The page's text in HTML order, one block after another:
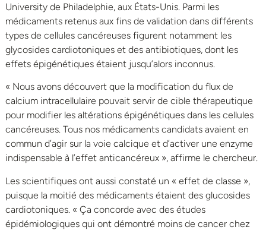
University de Philadelphie, aux États-Unis. Parmi les
médicaments retenus aux fins de validation dans différents
types de cellules cancéreuses figurent notamment les
glycosides cardiotoniques et des antibiotiques, dont les
effets épigénétiques étaient jusqu’alors inconnus.
« Nous avons découvert que la modification du flux de
calcium intracellulaire pouvait servir de cible thérapeutique
pour modifier les altérations épigénétiques dans les cellules
cancéreuses. Tous nos médicaments candidats avaient en
commun d’agir sur la voie calcique et d’activer une enzyme
indispensable à l’effet anticancéreux », affirme le chercheur.
Les scientifiques ont aussi constaté un « effet de classe »,
puisque la moitié des médicaments étaient des glucosides
cardiotoniques. « Ça concorde avec des études
épidémiologiques qui ont démontré moins de cancer chez